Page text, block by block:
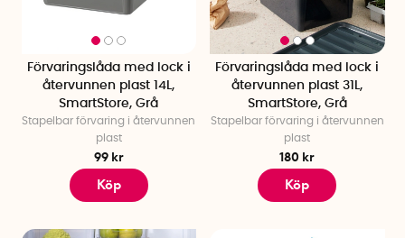
Förvaringslåda med lock i
återvunnen plast 14L,
SmartStore, Grå
Stapelbar förvaring i återvunnen
plast
99 kr
Köp
Förvaringslåda med lock i
återvunnen plast 31L,
SmartStore, Grå
Stapelbar förvaring i återvunnen
plast
180 kr
Köp